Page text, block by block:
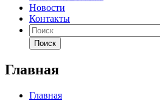
Новости
Контакты
Поиск
Главная
Главная